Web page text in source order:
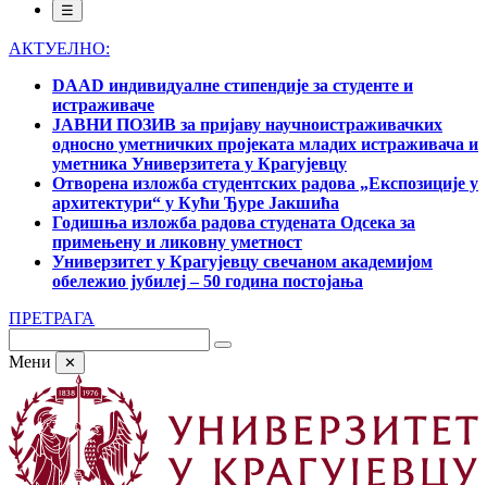
☰
АКТУЕЛНО:
DAAD индивидуалне стипендије за студенте и
истраживаче
ЈАВНИ ПОЗИВ за пријаву научноистраживачких
односно уметничких пројеката младих истраживача и
уметника Универзитета у Крагујевцу
Отворена изложба студентских радова „Експозиције у
архитектури“ у Кући Ђуре Јакшића
Годишња изложба радова студената Одсека за
примењену и ликовну уметност
Универзитет у Крагујевцу свечаном академијом
обележио јубилеј – 50 година постојања
ПРЕТРАГА
Мени ✕